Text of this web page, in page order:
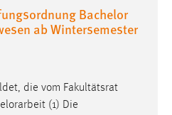
Bachelor
ab Wintersemester
die vom Fakultätsrat
(1) Die
chat-frame-style-
mibew_locale = 3